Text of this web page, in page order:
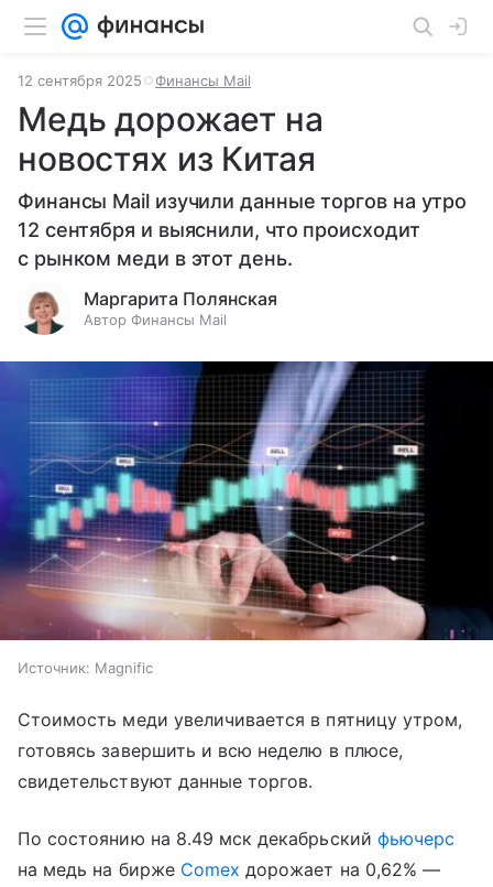
12 сентября 2025 Финансы Mail
Медь дорожает на
новостях из Китая
Финансы Mail изучили данные торгов на утро
12 сентября и выяснили, что происходит
с рынком меди в этот день.
Маргарита Полянская
Автор Финансы Mail
Источник: Magnific
Стоимость меди увеличивается в пятницу утром,
готовясь завершить и всю неделю в плюсе,
свидетельствуют данные торгов.
По состоянию на 8.49 мск декабрьский фьючерс
на медь на бирже Comex дорожает на 0,62% —